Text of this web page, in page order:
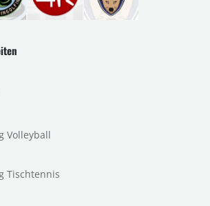
Volleyball
Tischtennis